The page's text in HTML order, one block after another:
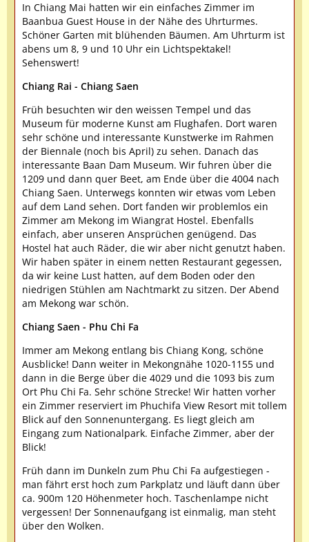
In Chiang Mai hatten wir ein einfaches Zimmer im
Baanbua Guest House in der Nähe des Uhrturmes.
Schöner Garten mit blühenden Bäumen. Am Uhrturm ist
abens um 8, 9 und 10 Uhr ein Lichtspektakel!
Sehenswert!
Chiang Rai - Chiang Saen
Früh besuchten wir den weissen Tempel und das
Museum für moderne Kunst am Flughafen. Dort waren
sehr schöne und interessante Kunstwerke im Rahmen
der Biennale (noch bis April) zu sehen. Danach das
interessante Baan Dam Museum. Wir fuhren ùber die
1209 und dann quer Beet, am Ende über die 4004 nach
Chiang Saen. Unterwegs konnten wir etwas vom Leben
auf dem Land sehen. Dort fanden wir problemlos ein
Zimmer am Mekong im Wiangrat Hostel. Ebenfalls
einfach, aber unseren Ansprüchen genügend. Das
Hostel hat auch Räder, die wir aber nicht genutzt haben.
Wir haben später in einem netten Restaurant gegessen,
da wir keine Lust hatten, auf dem Boden oder den
niedrigen Stühlen am Nachtmarkt zu sitzen. Der Abend
am Mekong war schön.
Chiang Saen - Phu Chi Fa
Immer am Mekong entlang bis Chiang Kong, schöne
Ausblicke! Dann weiter in Mekongnähe 1020-1155 und
dann in die Berge über die 4029 und die 1093 bis zum
Ort Phu Chi Fa. Sehr schöne Strecke! Wir hatten vorher
ein Zimmer reserviert im Phuchifa View Resort mit tollem
Blick auf den Sonnenuntergang. Es liegt gleich am
Eingang zum Nationalpark. Einfache Zimmer, aber der
Blick!
Früh dann im Dunkeln zum Phu Chi Fa aufgestiegen -
man fährt erst hoch zum Parkplatz und läuft dann über
ca. 900m 120 Höhenmeter hoch. Taschenlampe nicht
vergessen! Der Sonnenaufgang ist einmalig, man steht
über den Wolken.